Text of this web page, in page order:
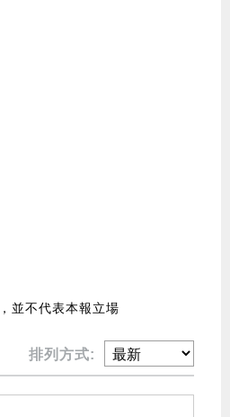
並不代表本報立場
排列方式: